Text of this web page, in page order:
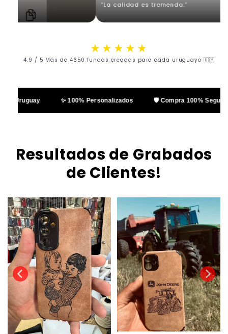
“La calidad es tremenda.”
★★★★★
4.9 / 5 Más de 4650 fundas creadas para cada uruguayo 🇺🇾
Uruguay ✨ 100% Personalizados 🛡️ Compra 100% Segura
Resultados de Grabados
de Clientes!